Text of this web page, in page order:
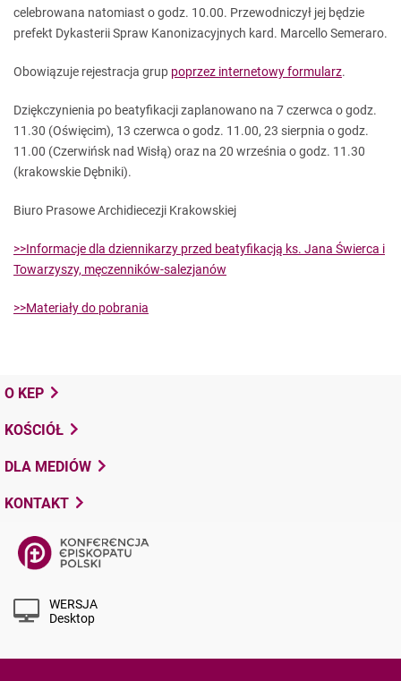
celebrowana natomiast o godz. 10.00. Przewodniczył jej będzie
prefekt Dykasterii Spraw Kanonizacyjnych kard. Marcello Semeraro.
Obowiązuje rejestracja grup poprzez internetowy formularz.
Dziękczynienia po beatyfikacji zaplanowano na 7 czerwca o godz.
11.30 (Oświęcim), 13 czerwca o godz. 11.00, 23 sierpnia o godz.
11.00 (Czerwińsk nad Wisłą) oraz na 20 września o godz. 11.30
(krakowskie Dębniki).
Biuro Prasowe Archidiecezji Krakowskiej
>>Informacje dla dziennikarzy przed beatyfikacją ks. Jana Świerca i
Towarzyszy, męczenników-salezjanów
>>Materiały do pobrania
O KEP
KOŚCIÓŁ
DLA MEDIÓW
KONTAKT
WERSJA
Desktop